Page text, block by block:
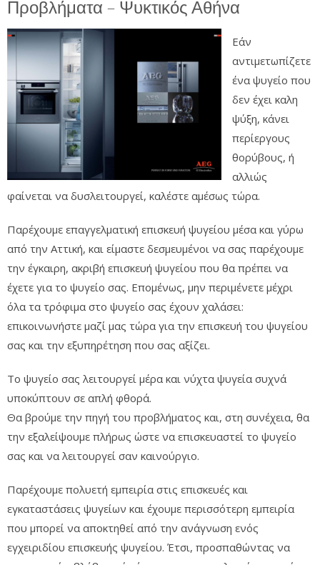
Προβλήματα – Ψυκτικός Αθήνα
Εάν
αντιμετωπίζετε
ένα ψυγείο που
δεν έχει καλη
ψύξη, κάνει
περίεργους
θορύβους, ή
αλλιώς
φαίνεται να δυσλειτουργεί, καλέστε αμέσως τώρα.
Παρέχουμε επαγγελματική επισκευή ψυγείου μέσα και γύρω
από την Αττική, και είμαστε δεσμευμένοι να σας παρέχουμε
την έγκαιρη, ακριβή επισκευή ψυγείου που θα πρέπει να
έχετε για το ψυγείο σας. Επομένως, μην περιμένετε μέχρι
όλα τα τρόφιμα στο ψυγείο σας έχουν χαλάσει:
επικοινωνήστε μαζί μας τώρα για την επισκευή του ψυγείου
σας και την εξυπηρέτηση που σας αξίζει.
Το ψυγείο σας λειτουργεί μέρα και νύχτα ψυγεία συχνά
υποκύπτουν σε απλή φθορά.
Θα βρούμε την πηγή του προβλήματος και, στη συνέχεια, θα
την εξαλείψουμε πλήρως ώστε να επισκευαστεί το ψυγείο
σας και να λειτουργεί σαν καινούργιο.
Παρέχουμε πολυετή εμπειρία στις επισκευές και
εγκαταστάσεις ψυγείων και έχουμε περισσότερη εμπειρία
που μπορεί να αποκτηθεί από την ανάγνωση ενός
εγχειριδίου επισκευής ψυγείου. Έτσι, προσπαθώντας να